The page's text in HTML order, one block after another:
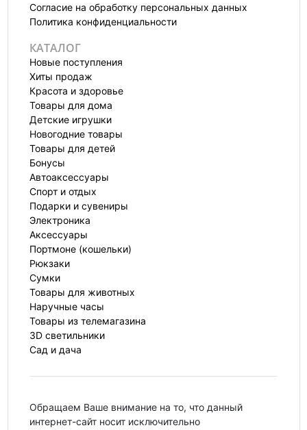
Согласие на обработку персональных данных
Политика конфиденциальности
КАТАЛОГ
Новые поступления
Хиты продаж
Красота и здоровье
Товары для дома
Детские игрушки
Новогодние товары
Товары для детей
Бонусы
Автоаксессуары
Спорт и отдых
Подарки и сувениры
Электроника
Аксессуары
Портмоне (кошельки)
Рюкзаки
Сумки
Товары для животных
Наручные часы
Товары из телемагазина
3D светильники
Сад и дача
Обращаем Ваше внимание на то, что данный
интернет-сайт носит исключительно